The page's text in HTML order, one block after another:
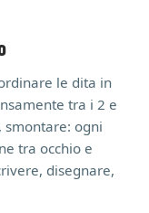
le dita in
tra i 2 e
smontare: ogni
tra occhio e
disegnare,